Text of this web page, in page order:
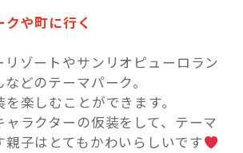
や町に行く
リゾートやサンリオピューロラン
どのテーマパーク。
楽しむことができます。
ャラクターの仮装をして、テーマ
親子はとてもかわいらしいです